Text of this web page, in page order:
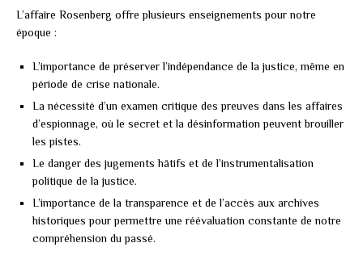
L’affaire Rosenberg offre plusieurs enseignements pour notre
époque :
L’importance de préserver l’indépendance de la justice, même en
période de crise nationale.
La nécessité d’un examen critique des preuves dans les affaires
d’espionnage, où le secret et la désinformation peuvent brouiller
les pistes.
Le danger des jugements hâtifs et de l’instrumentalisation
politique de la justice.
L’importance de la transparence et de l’accès aux archives
historiques pour permettre une réévaluation constante de notre
compréhension du passé.